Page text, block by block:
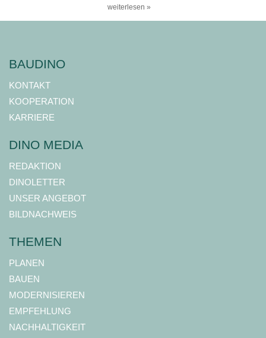
weiterlesen »
BAUDINO
KONTAKT
KOOPERATION
KARRIERE
DINO MEDIA
REDAKTION
DINOLETTER
UNSER ANGEBOT
BILDNACHWEIS
THEMEN
PLANEN
BAUEN
MODERNISIEREN
EMPFEHLUNG
NACHHALTIGKEIT